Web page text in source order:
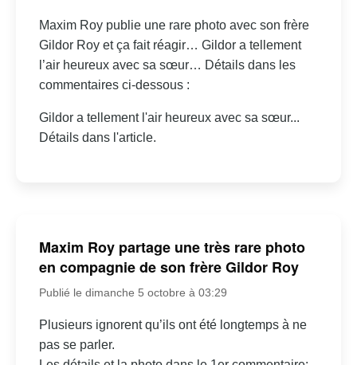
Maxim Roy publie une rare photo avec son frère
Gildor Roy et ça fait réagir… Gildor a tellement
l’air heureux avec sa sœur… Détails dans les
commentaires ci-dessous :
Gildor a tellement l'air heureux avec sa sœur...
Détails dans l'article.
Maxim Roy partage une très rare photo
en compagnie de son frère Gildor Roy
Publié le dimanche 5 octobre à 03:29
Plusieurs ignorent qu’ils ont été longtemps à ne
pas se parler.